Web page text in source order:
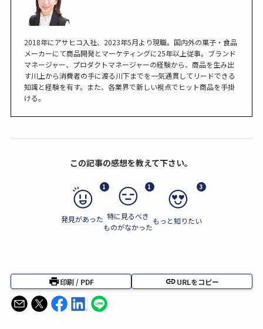
2018年にアサヒコ入社、2023年5月より現職。国内外の菓子・食品
メーカーにて商品開発とマーケティングに25年以上従事。ブランド
マネージャー、プロダクトマネージャーの経験から、商品を生み出
す川上から消費者の手に渡る川下までを一気通貫してリードできる
知識と経験を有す。また、各業界で新しい視点でヒット商品を手掛
ける。
この記事の感想を教えて下さい。
1
発見があった
1
特に見るべき
ものがなかった
3
もっと知りたい
印刷 / PDF URLをコピー